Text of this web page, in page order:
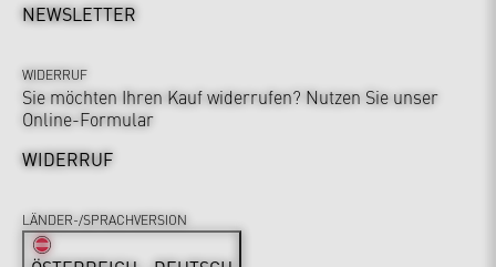
NEWSLETTER
WIDERRUF
Sie möchten Ihren Kauf widerrufen? Nutzen Sie unser
Online-Formular
WIDERRUF
LÄNDER-/SPRACHVERSION